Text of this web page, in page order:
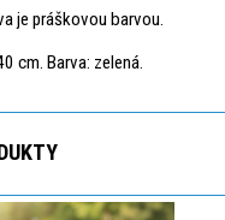
je práškovou barvou.
cm. Barva: zelená.